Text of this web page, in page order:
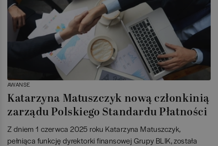
AWANSE
Katarzyna Matuszczyk nową członkinią
zarządu Polskiego Standardu Płatności
Z dniem 1 czerwca 2025 roku Katarzyna Matuszczyk,
pełniąca funkcję dyrektorki finansowej Grupy BLIK, została